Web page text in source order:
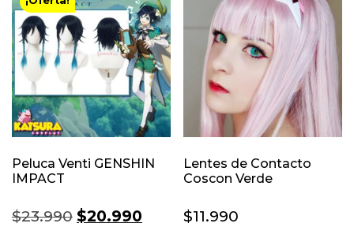
Peluca Venti GENSHIN
IMPACT
$23.990 El
$20.990
Lentes de Contacto
Coscon Verde
$11.990